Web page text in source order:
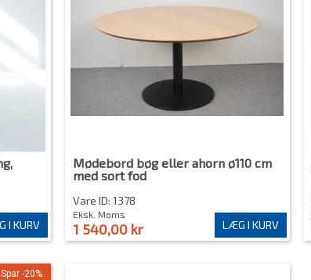
I KURV
Mødebord bøg eller ahorn ø110 cm
med sort fod
Vare ID: 1378
Eksk. Moms
1 540,00 kr LÆG I KURV
Spar -20%